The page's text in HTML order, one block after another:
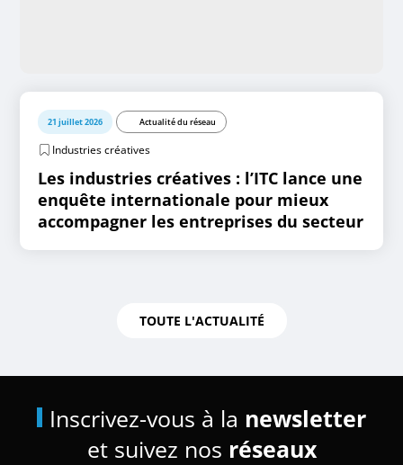
21 juillet 2026 Actualité du réseau
Industries créatives
Les industries créatives : l’ITC lance une
enquête internationale pour mieux
accompagner les entreprises du secteur
TOUTE L'ACTUALITÉ
Inscrivez-vous à la newsletter
et suivez nos réseaux